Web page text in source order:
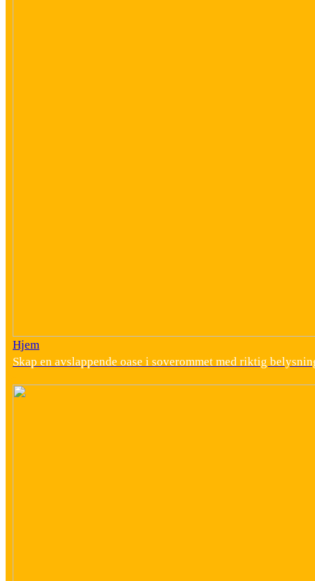
Hjem
Skap en avslappende oase i soverommet med riktig